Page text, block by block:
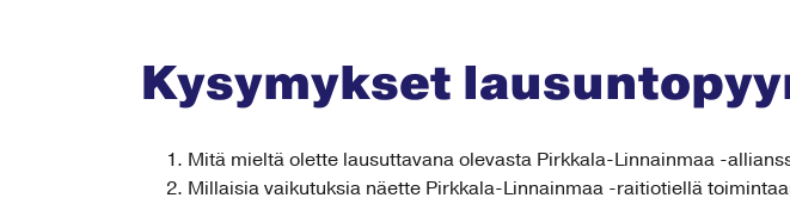
Kysymykset
Mitä mieltä olette lausuttavana olevasta Pirkkala-Linnainmaa -
Millaisia vaikutuksia näette Pirkkala-Linnainmaa -raitiotiellä